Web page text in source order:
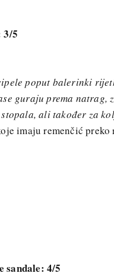
3/5
poput balerinki
guraju prema
stopala, ali također za
imaju remenčić
sandale: 4/5